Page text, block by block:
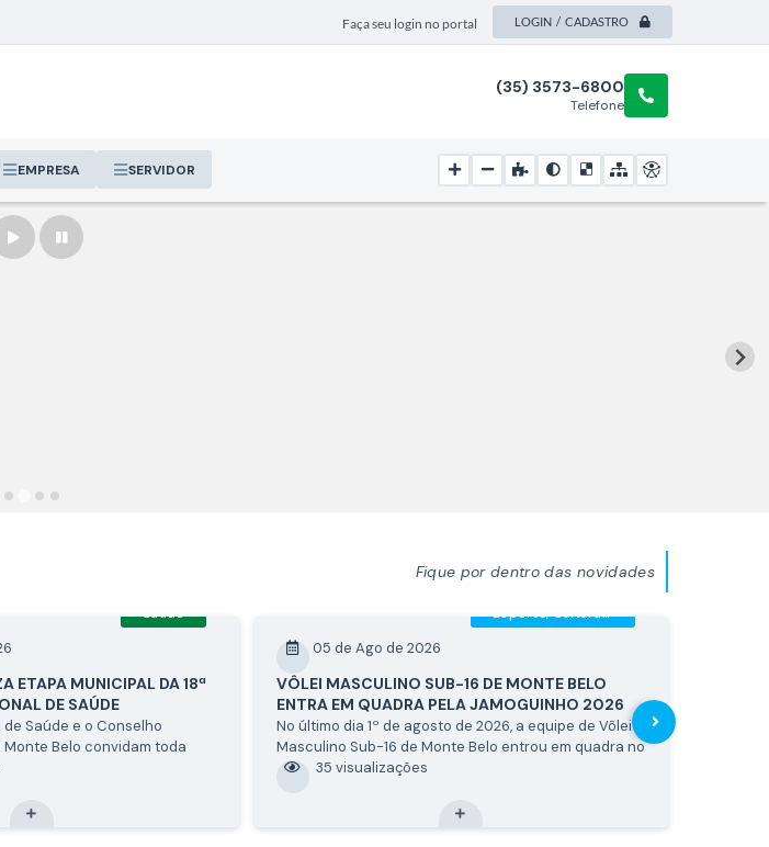
Faça seu login no portal LOGIN / CADASTRO
EMPRESA SERVIDOR
Telefone
(35) 3573-6800
Fique por dentro das novidades
ETAPA MUNICIPAL DA 18ª
DE SAÚDE
Saúde
Saúde e o Conselho
Belo convidam toda
para participarem da Etapa
Agosto de 2026, na...
VÔLEI MASCULINO SUB-16 DE MONTE BELO
ENTRA EM QUADRA PELA JAMOGUINHO 2026
05 de Ago de 2026
Esporte, Cultura e...
35 visualizações
No último dia 1º de agosto de 2026, a equipe de Vôlei
Masculino Sub-16 de Monte Belo entrou em quadra no
Ginásio Poliesportivo de Conceição da Aparecida, em
Apesar da dedicação e da...